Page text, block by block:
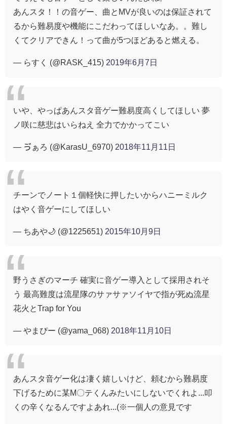
あんスタ！！の音ゲー、曲とMVが良いのは保証されて
るから難易度や機能にこだわってほしいなあ。。難し
くてクリアできん！って曲が5つほどあると燃える。
— らすく (@RASK_415) 2019年6月7日
いや、やっぱあんスタ音ゲー難易度高くしてほしい 夢
ノ咲に慈悲はいらねえ 全力でかかってこい
— ゔぁろ (@KarasU_6970) 2018年11月11日
チーンでノート１個軽快に押したいからハニーミルク
はやく音ゲーにしてほしい
— ちあや🌙 (@1225651) 2015年10月9日
野うさぎのマーチ 確実に音ゲー導入として採用されそ
う 最高難度は流星隊のサァサァソイヤで指が死ぬ流星
花火とTrap for You
— やまぴー (@yama_068) 2018年11月10日
あんスタ音ゲー化は凄く嬉しいけど、頼むから難易度
下げるために某M〇テくんみたいにしないでくれよ...叩
くの辛くなるんですよあれ...(※一個人の意見です